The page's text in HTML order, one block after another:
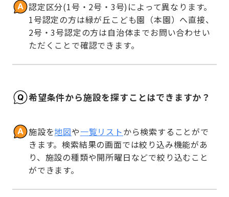
認定区分(1号・2号・3号)によって異なります。
1号認定の方は緑が丘こども園（本園）へ直接、
2号・3号認定の方は自治体までお問い合わせい
ただくことで確認できます。
希望条件から施設を探すことはできますか？
施設を地図や一覧リストから検索することがで
きます。検索結果の画面では絞り込み機能があ
り、施設の種類や開所曜日などで絞り込むこと
ができます。